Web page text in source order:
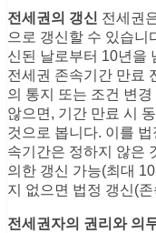
전세권의 갱신 전세권
으로 갱신할 수 있습니
신된 날로부터 10년을
전세권 존속기간 만료
의 통지 또는 조건 변
않으면, 기간 만료 시
것으로 봅니다. 이를
속기간은 정하지 않은
의한 갱신 가능(최대
지 없으면 법정 갱신(
전세권자의 권리와 의